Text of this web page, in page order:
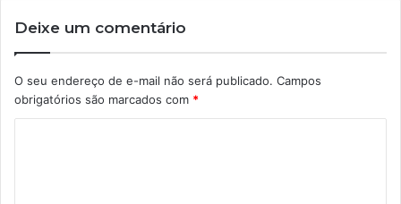
Deixe um comentário
O seu endereço de e-mail não será publicado. Campos
obrigatórios são marcados com *